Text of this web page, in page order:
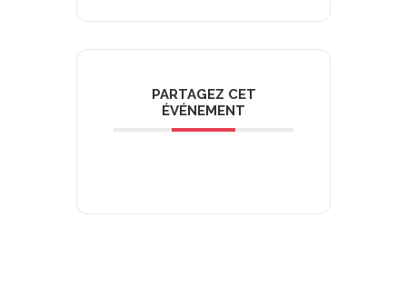
PARTAGEZ CET
ÉVÉNEMENT